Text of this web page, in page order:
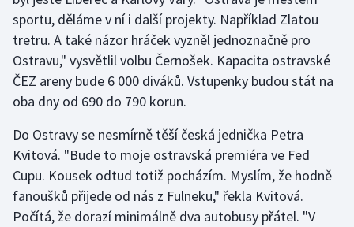
Stolní tenis
Triatlon
Veslování
Volejbal
Ostatní
sportu, děláme v ní i další projekty. Například Zlatou
tretru. A také názor hráček vyzněl jednoznačně pro
Ostravu," vysvětlil volbu Černošek. Kapacita ostravské
ČEZ areny bude 6 000 diváků. Vstupenky budou stát na
oba dny od 690 do 790 korun.
Do Ostravy se nesmírně těší česká jednička Petra
Kvitová. "Bude to moje ostravská premiéra ve Fed
Cupu. Kousek odtud totiž pocházím. Myslím, že hodně
fanoušků přijede od nás z Fulneku," řekla Kvitová.
Počítá, že dorazí minimálně dva autobusy přátel. "V